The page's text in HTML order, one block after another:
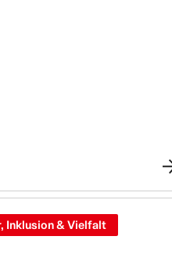
Security &
Inklusion & Vielfalt